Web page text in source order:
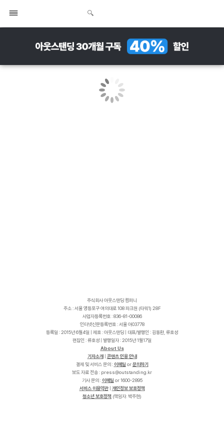
주식회사 아웃스탠딩 컴퍼니
주소 : 서울 영등포구 여의대로 108 파크원 (타워1) 28F
사업자등록번호 : 836-81-00086
인터넷신문등록번호 : 서울 아03778
등록일 : 2015년 6월4일 | 제호 : 아웃스탠딩 | 대표/발행인 : 김동환, 류호성
편집인 : 류호성 | 발행일자 : 2015년 1월17일
About Us
기자소개
콘텐츠 인용 안내
결제 및 서비스 문의 : 이메일 or문의하기
보도 자료 전송 :
r
k
.
g
n
i
d
n
a
t
s
t
u
o
@
s
s
e
r
p
기사 문의 : 이메일 or 1600-2895
서비스 이용약관| 개인정보 보호정책
청소년 보호정책 (책임자: 박주현)